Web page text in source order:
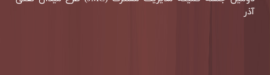
آذر